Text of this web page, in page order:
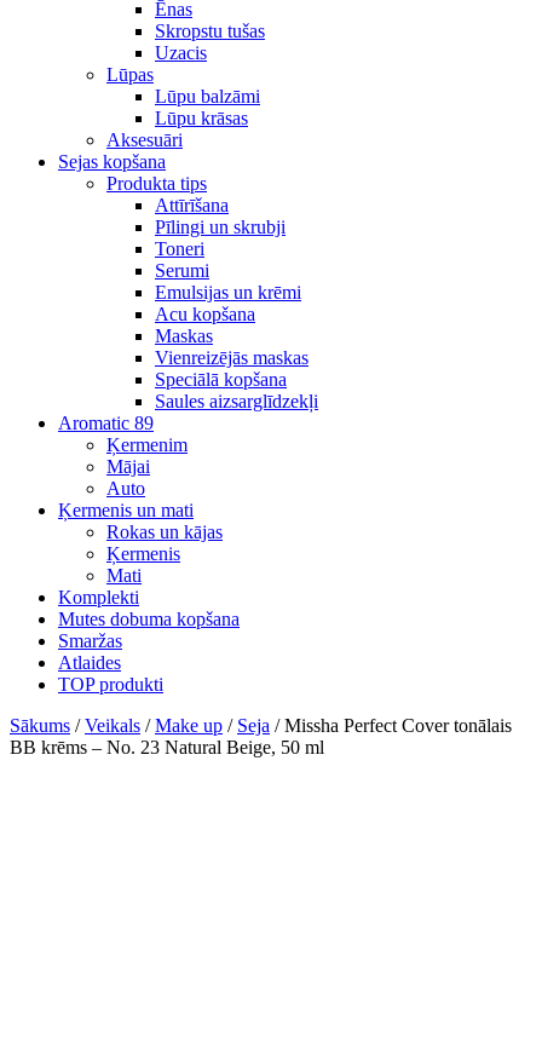
Ēnas
Skropstu tušas
Uzacis
Lūpas
Lūpu balzāmi
Lūpu krāsas
Aksesuāri
Sejas kopšana
Produkta tips
Attīrīšana
Pīlingi un skrubji
Toneri
Serumi
Emulsijas un krēmi
Acu kopšana
Maskas
Vienreizējās maskas
Speciālā kopšana
Saules aizsarglīdzekļi
Aromatic 89
Ķermenim
Mājai
Auto
Ķermenis un mati
Rokas un kājas
Ķermenis
Mati
Komplekti
Mutes dobuma kopšana
Smaržas
Atlaides
TOP produkti
Sākums /Veikals /Make up / Seja / Missha Perfect Cover tonālais
BB krēms – No. 23 Natural Beige, 50 ml